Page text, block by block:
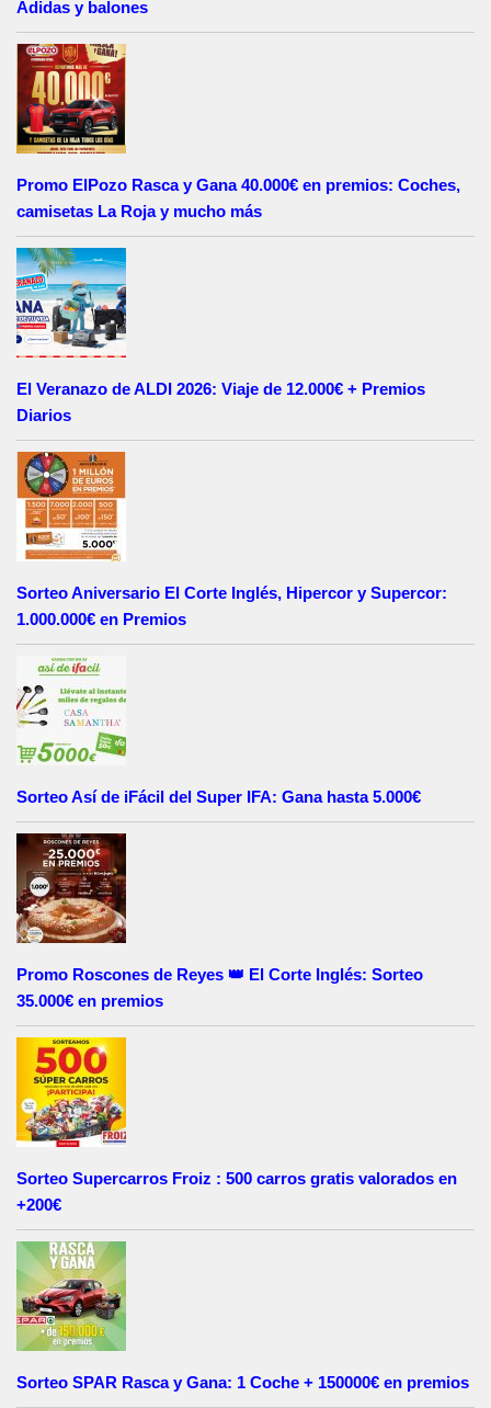
Adidas y balones
Promo ElPozo Rasca y Gana 40.000€ en premios: Coches,
camisetas La Roja y mucho más
El Veranazo de ALDI 2026: Viaje de 12.000€ + Premios
Diarios
Sorteo Aniversario El Corte Inglés, Hipercor y Supercor:
1.000.000€ en Premios
Sorteo Así de iFácil del Super IFA: Gana hasta 5.000€
Promo Roscones de Reyes 👑 El Corte Inglés: Sorteo
35.000€ en premios
Sorteo Supercarros Froiz : 500 carros gratis valorados en
+200€
Sorteo SPAR Rasca y Gana: 1 Coche + 150000€ en premios